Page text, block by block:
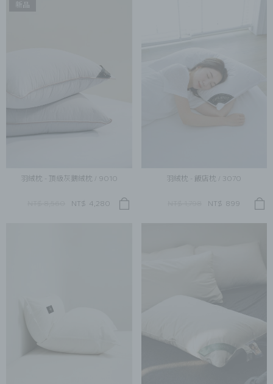
新品
羽絨枕 - 頂級灰鵝絨枕 / 9010
NT$ 4,280
羽絨枕 - 飯店枕 / 3070
NT$ 899